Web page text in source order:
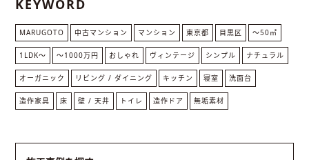
KEYWORD
MARUGOTO 中古マンション マンション 東京都 目黒区 〜50㎡
1LDK〜 〜1000万円 おしゃれ ヴィンテージ シンプル ナチュラル
オーガニック リビング / ダイニング キッチン 寝室 洗面台
造作家具 床 壁 / 天井 トイレ 造作ドア 無垢素材